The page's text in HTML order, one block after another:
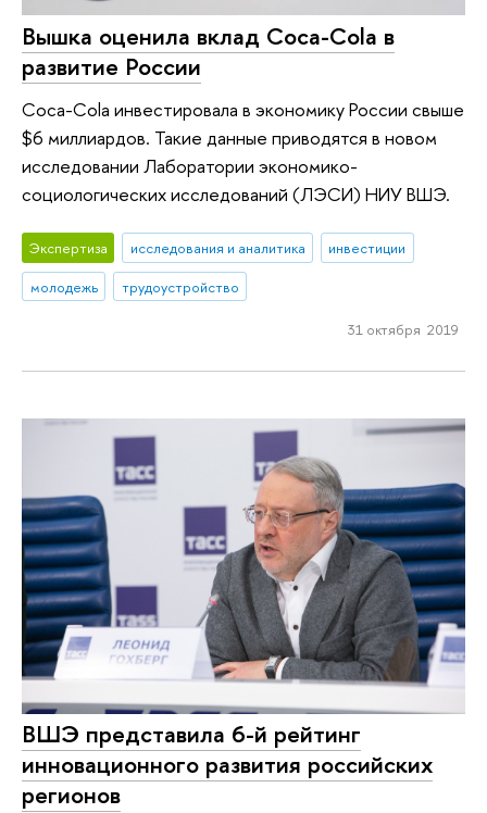
Вышка оценила вклад Coca-Cola в
развитие России
Coca-Cola инвестировала в экономику России свыше
$6 миллиардов. Такие данные приводятся в новом
исследовании Лаборатории экономико-
социологических исследований (ЛЭСИ) НИУ ВШЭ.
Экспертиза исследования и аналитика
инвестиции
молодежь
трудоустройство
31 октября 2019
ВШЭ представила 6-й рейтинг
инновационного развития российских
регионов